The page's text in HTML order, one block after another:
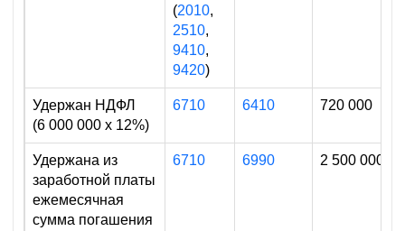
(2010,
2510,
9410,
9420)
Удержан НДФЛ
(6 000 000 х 12%)
6710 6410 720 000
Удержана из
заработной платы
ежемесячная
сумма погашения
6710 6990 2 500 000